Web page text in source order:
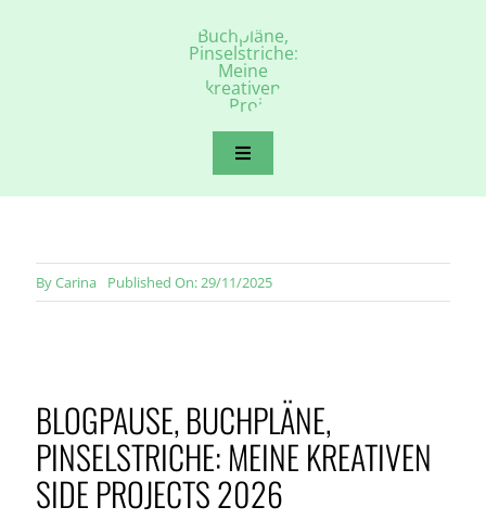
Toggle
Navigation
ByCarina Published On: 29/11/2025
BLOGPAUSE, BUCHPLÄNE,
PINSELSTRICHE: MEINE KREATIVEN
SIDE PROJECTS 2026